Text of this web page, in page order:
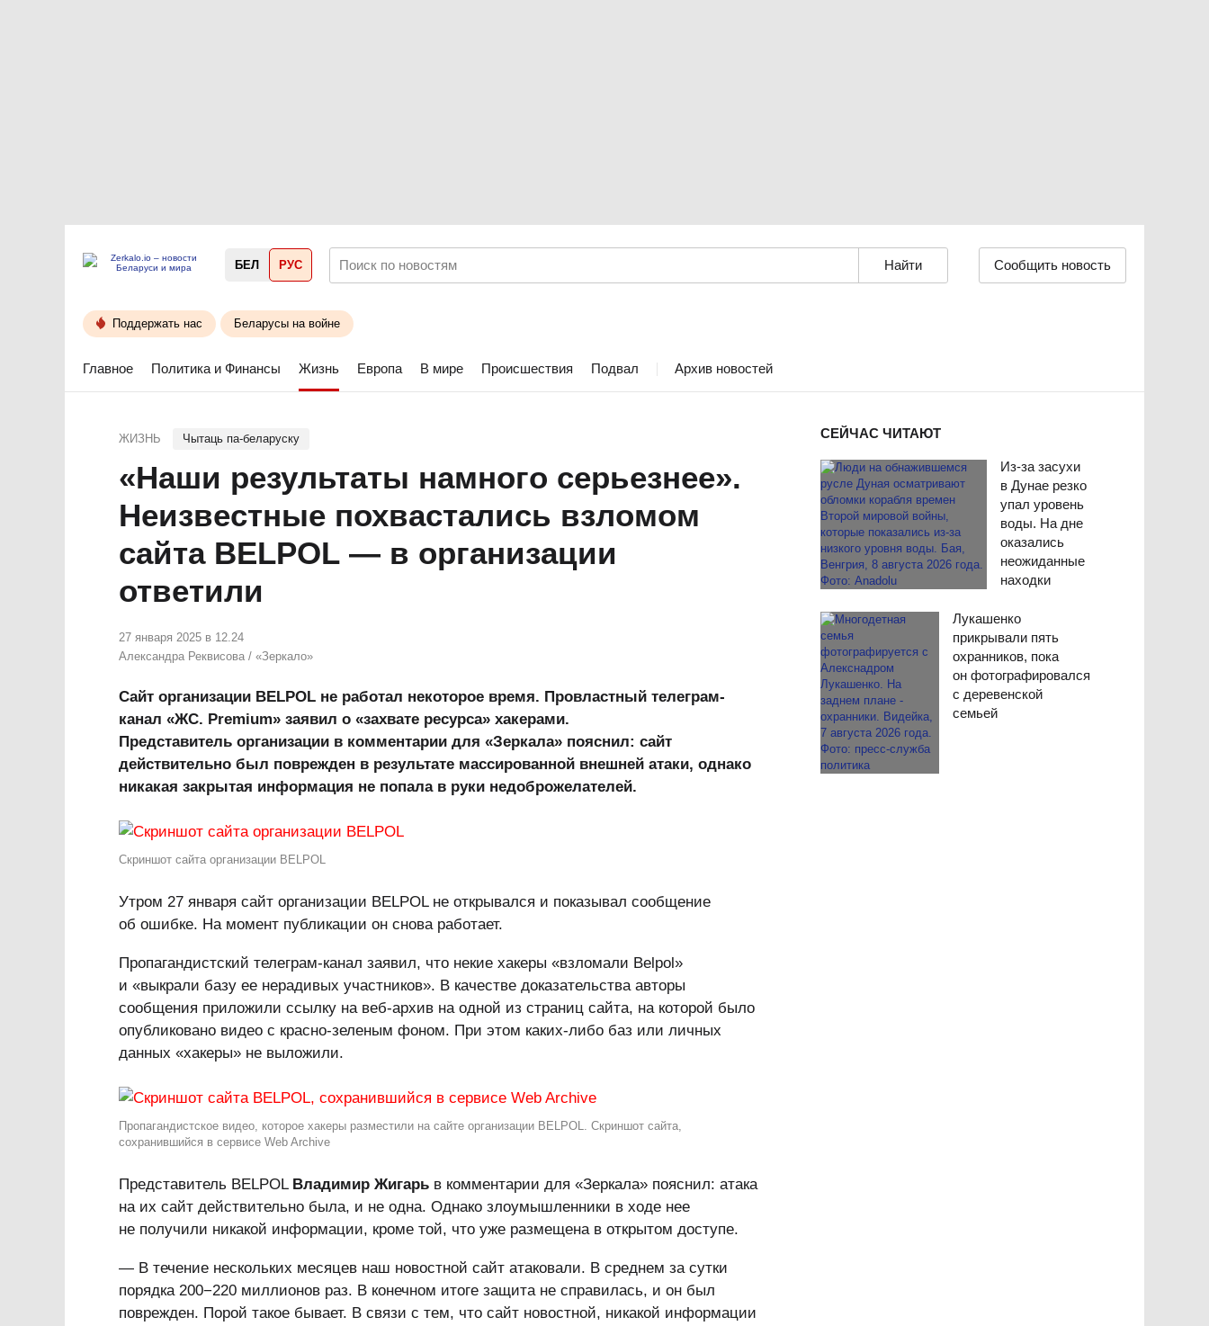
БЕЛ РУС Сообщить новость
Поддержать нас Беларусы на войне
Главное Политика и Финансы Жизнь Европа В мире Происшествия Подвал Архив новостей
СЕЙЧАС ЧИТАЮТ
Из-за засухи
в Дунае резко
упал уровень
воды. На дне
оказались
неожиданные
находки
Лукашенко
прикрывали пять
охранников, пока
он фотографировался
с деревенской
семьей
ЖИЗНЬ Чытаць па-беларуску
«Наши результаты намного серьезнее».
Неизвестные похвастались взломом
сайта BELPOL — в организации
ответили
27 января 2025 в 12.24
Александра Реквисова / «Зеркало»
Сайт организации BELPOL не работал некоторое время. Провластный телеграм-
канал «ЖС. Premium» заявил о «захвате ресурса» хакерами.
Представитель организации в комментарии для «Зеркала» пояснил: сайт
действительно был поврежден в результате массированной внешней атаки, однако
никакая закрытая информация не попала в руки недоброжелателей.
Скриншот сайта организации BELPOL
Утром 27 января сайт организации BELPOL не открывался и показывал сообщение
об ошибке. На момент публикации он снова работает.
Пропагандистский телеграм-канал заявил, что некие хакеры «взломали Belpol»
и «выкрали базу ее нерадивых участников». В качестве доказательства авторы
сообщения приложили ссылку на веб-архив на одной из страниц сайта, на которой было
опубликовано видео с красно-зеленым фоном. При этом каких-либо баз или личных
данных «хакеры» не выложили.
Пропагандистское видео, которое хакеры разместили на сайте организации BELPOL. Скриншот сайта,
сохранившийся в сервисе Web Archive
Представитель BELPOL Владимир Жигарь в комментарии для «Зеркала» пояснил: атака
на их сайт действительно была, и не одна. Однако злоумышленники в ходе нее
не получили никакой информации, кроме той, что уже размещена в открытом доступе.
— В течение нескольких месяцев наш новостной сайт атаковали. В среднем за сутки
порядка 200−220 миллионов раз. В конечном итоге защита не справилась, и он был
поврежден. Порой такое бывает. В связи с тем, что сайт новостной, никакой информации